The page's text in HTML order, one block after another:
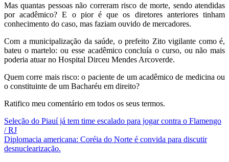
Mas quantas pessoas não correram risco de morte, sendo atendidas
por acadêmico? E o pior é que os diretores anteriores tinham
conhecimento do caso, mas faziam ouvido de mercadores.
Com a municipalização da saúde, o prefeito Zito vigilante como é,
bateu o martelo: ou esse acadêmico concluía o curso, ou não mais
poderia atuar no Hospital Dirceu Mendes Arcoverde.
Quem corre mais risco: o paciente de um acadêmico de medicina ou
o constituinte de um Bacharéu em direito?
Ratifico meu comentário em todos os seus termos.
Navegação
de
Post
Seleção do Piauí já tem time escalado para jogar contra o Flamengo
/ RJ
Diplomacia americana: Coréia do Norte é convida para discutir
desnuclearização.